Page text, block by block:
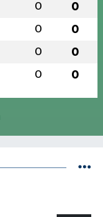
0 0
0 0
0 0
0 0